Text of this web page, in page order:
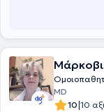
MD
10|10